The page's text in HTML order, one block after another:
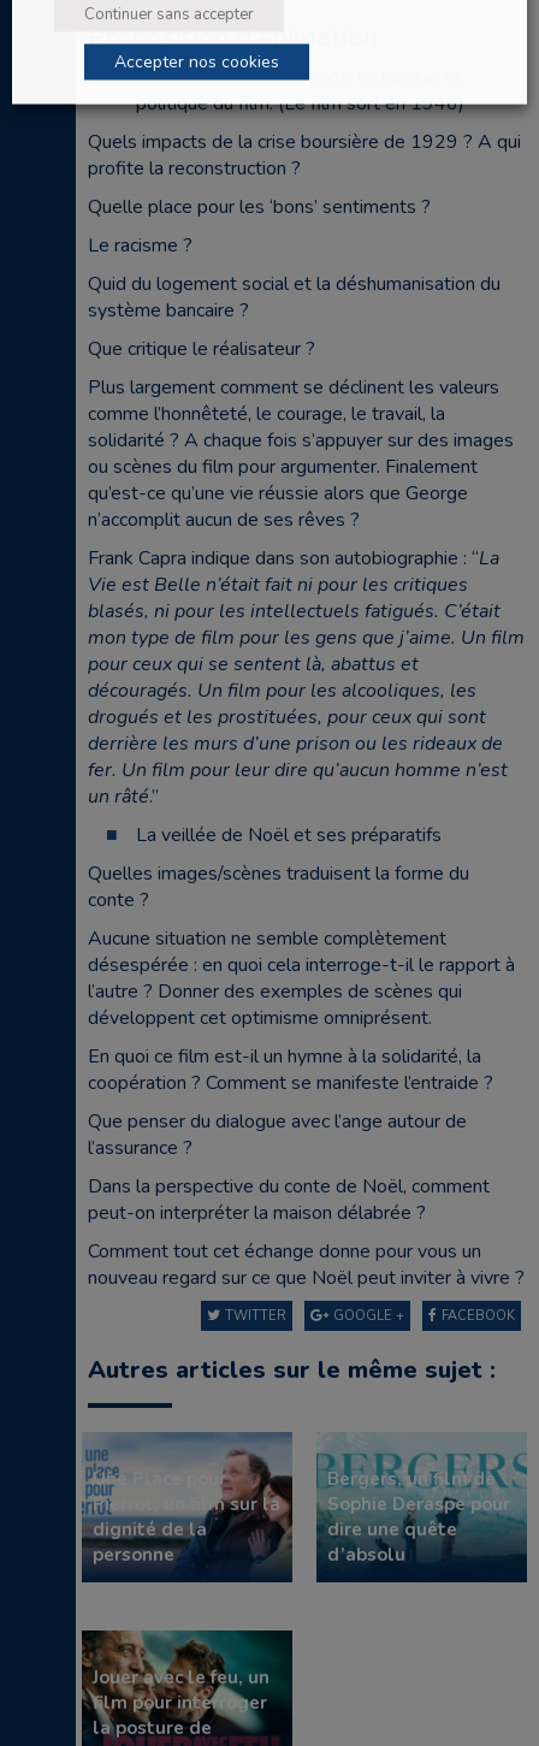
Proposition d’animation
Situer d’abord le contexte historique et
politique du film. (Le film sort en 1946)
Quels impacts de la crise boursière de 1929 ? A qui
profite la reconstruction ?
Quelle place pour les ‘bons’ sentiments ?
Le racisme ?
Quid du logement social et la déshumanisation du
système bancaire ?
Que critique le réalisateur ?
Plus largement comment se déclinent les valeurs
comme l’honnêteté, le courage, le travail, la
solidarité ? A chaque fois s’appuyer sur des images
ou scènes du film pour argumenter. Finalement
qu’est-ce qu’une vie réussie alors que George
n’accomplit aucun de ses rêves ?
Frank Capra indique dans son autobiographie : “La
Vie est Belle n’était fait ni pour les critiques
blasés, ni pour les intellectuels fatigués. C’était
mon type de film pour les gens que j’aime. Un film
pour ceux qui se sentent là, abattus et
découragés. Un film pour les alcooliques, les
drogués et les prostituées, pour ceux qui sont
derrière les murs d’une prison ou les rideaux de
fer. Un film pour leur dire qu’aucun homme n’est
un râté.”
La veillée de Noël et ses préparatifs
Quelles images/scènes traduisent la forme du
conte ?
Aucune situation ne semble complètement
désespérée : en quoi cela interroge-t-il le rapport à
l’autre ? Donner des exemples de scènes qui
développent cet optimisme omniprésent.
En quoi ce film est-il un hymne à la solidarité, la
coopération ? Comment se manifeste l’entraide ?
Que penser du dialogue avec l’ange autour de
l’assurance ?
Dans la perspective du conte de Noël, comment
peut-on interpréter la maison délabrée ?
Comment tout cet échange donne pour vous un
nouveau regard sur ce que Noël peut inviter à vivre ?
FACEBOOK
GOOGLE +
TWITTER
Autres articles sur le même sujet :
Une Place pour
Pierrot, un film sur la
dignité de la
personne
Bergers, un film de
Sophie Deraspe pour
dire une quête
d’absolu
Jouer avec le feu, un
film pour interroger
la posture de
Continuer sans accepter
Accepter nos cookies